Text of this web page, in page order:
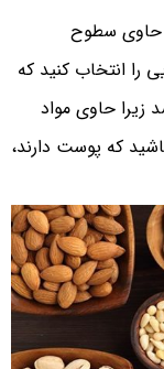
حاوی سطوح
انتخاب کنید که
زیرا حاوی مواد
که پوست دارند،